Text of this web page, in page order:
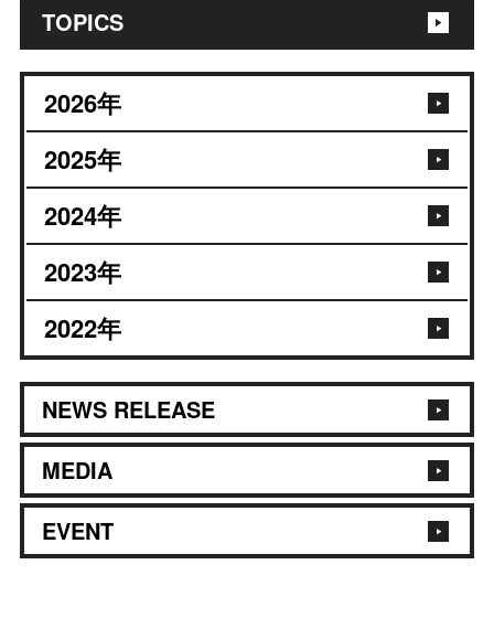
TOPICS
2026年
2025年
2024年
2023年
2022年
NEWS RELEASE
MEDIA
EVENT